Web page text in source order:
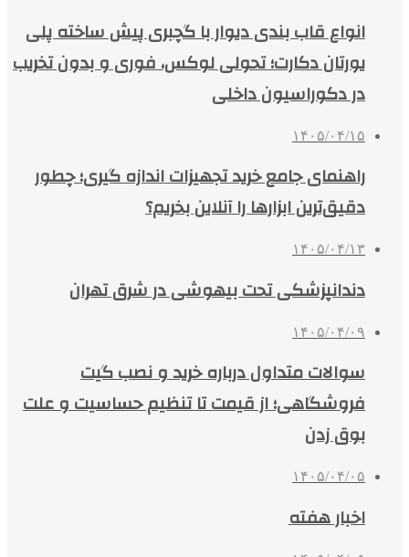
انواع قاب بندی دیوار با گچبری پیش ساخته پلی
یورتان دکارت؛ تحولی لوکس، فوری و بدون تخریب
در دکوراسیون داخلی
۱۴۰۵/۰۴/۱۵
راهنمای جامع خرید تجهیزات اندازه گیری؛ چطور
دقیق‌ترین ابزارها را آنلاین بخریم؟
۱۴۰۵/۰۴/۱۳
دندانپزشکی تحت بیهوشی در شرق تهران
۱۴۰۵/۰۴/۰۹
سوالات متداول درباره خرید و نصب گیت
فروشگاهی؛ از قیمت تا تنظیم حساسیت و علت
بوق زدن
۱۴۰۵/۰۴/۰۵
اخبار هفته